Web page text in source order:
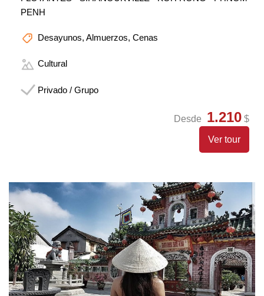
PENH
Desayunos, Almuerzos, Cenas
Cultural
Privado / Grupo
Desde 1.210 $
Ver tour